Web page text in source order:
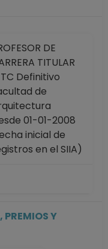
DE
TITULAR
Definitivo
de
01-01-2008
inicial de
en el SIIA)
PREMIOS Y